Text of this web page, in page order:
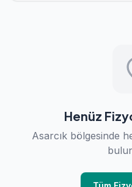
Henüz
Asarcık bölgesinde